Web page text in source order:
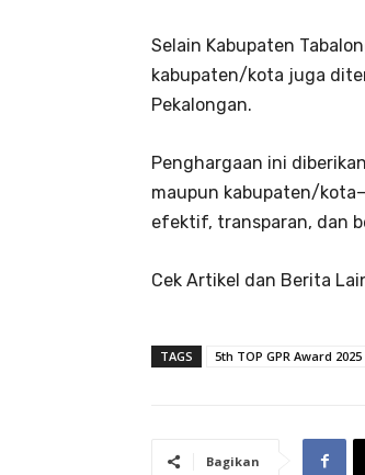
Selain Kabupaten
kabupaten/kota juga
Pekalongan.
Penghargaan ini
maupun kabupaten/
efektif, transparan, dan
Cek Artikel dan Berita
TAGS 5th TOP GPR Award 2025
Bagikan